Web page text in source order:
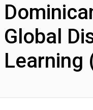
Global
Learning